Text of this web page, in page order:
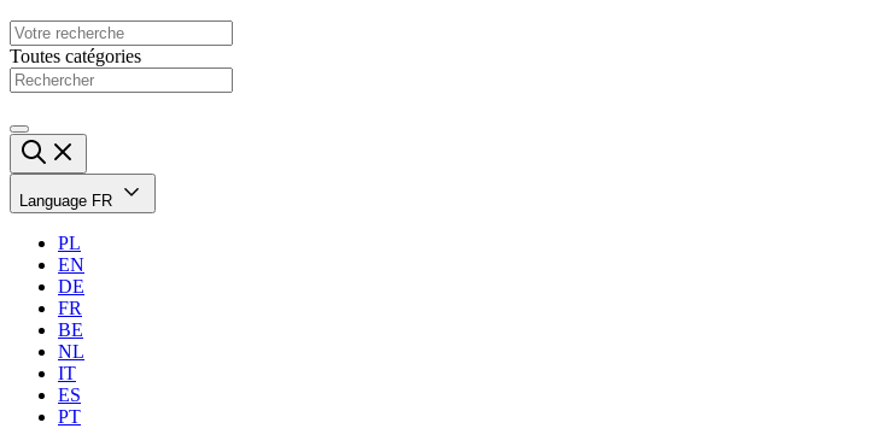
Toutes catégories
Language FR
PL
EN
DE
FR
BE
NL
IT
ES
PT